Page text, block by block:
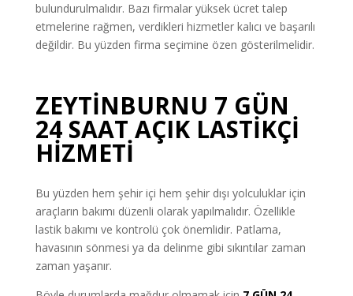
bulundurulmalıdır. Bazı firmalar yüksek ücret talep
etmelerine rağmen, verdikleri hizmetler kalıcı ve başarılı
değildir. Bu yüzden firma seçimine özen gösterilmelidir.
ZEYTİNBURNU 7 GÜN
24 SAAT AÇIK LASTİKÇİ
HİZMETİ
Bu yüzden hem şehir içi hem şehir dışı yolculuklar için
araçların bakımı düzenli olarak yapılmalıdır. Özellikle
lastik bakımı ve kontrolü çok önemlidir. Patlama,
havasının sönmesi ya da delinme gibi sıkıntılar zaman
zaman yaşanır.